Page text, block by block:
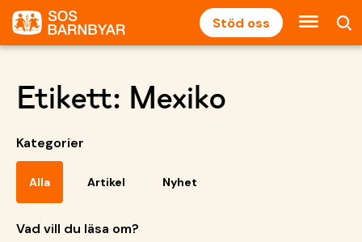
Stöd oss
Etikett: Mexiko
Kategorier
Alla Artikel Nyhet
Vad vill du läsa om?